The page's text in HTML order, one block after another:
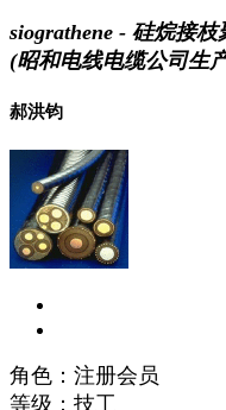
siograthene - 硅烷接
(昭和电线电缆公司生
郝洪钧
角色：注册会员
等级：技工